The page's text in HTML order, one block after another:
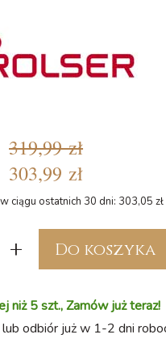
319,99 zł
303,99 zł
ciągu ostatnich 30 dni: 303,05 zł
+ Do koszyka
niż 5 szt., Zamów już teraz!
odbiór już w 1-2 dni